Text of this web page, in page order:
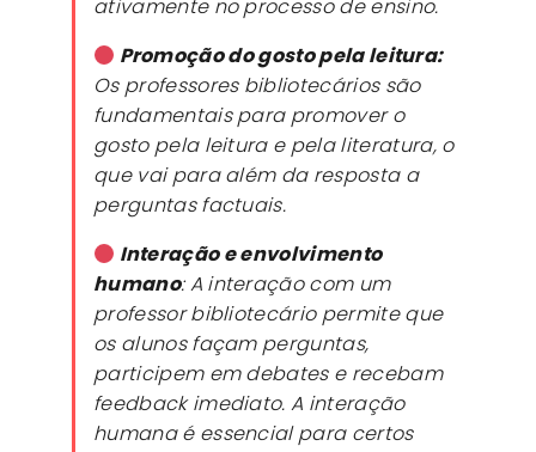
ativamente no processo de ensino.
Promoção do gosto pela leitura:
Os professores bibliotecários são
fundamentais para promover o
gosto pela leitura e pela literatura, o
que vai para além da resposta a
perguntas factuais.
Interação e envolvimento
humano: A interação com um
professor bibliotecário permite que
os alunos façam perguntas,
participem em debates e recebam
feedbackimediato. A interação
humana é essencial para certos